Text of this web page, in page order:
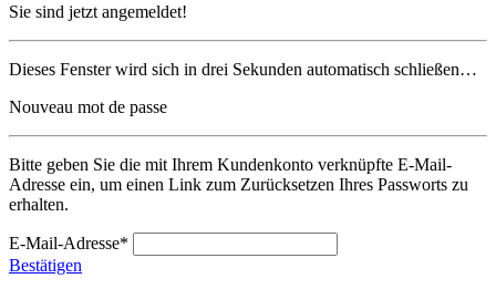
Sie sind jetzt angemeldet!
Dieses Fenster wird sich in drei Sekunden automatisch schließen…
Nouveau mot de passe
Bitte geben Sie die mit Ihrem Kundenkonto verknüpfte E-Mail-
Adresse ein, um einen Link zum Zurücksetzen Ihres Passworts zu
erhalten.
E-Mail-Adresse*
Bestätigen